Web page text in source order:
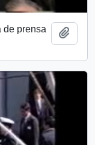
de prensa